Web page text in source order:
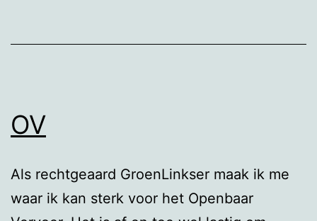
OV
Als rechtgeaard GroenLinkser maak ik me
waar ik kan sterk voor het Openbaar